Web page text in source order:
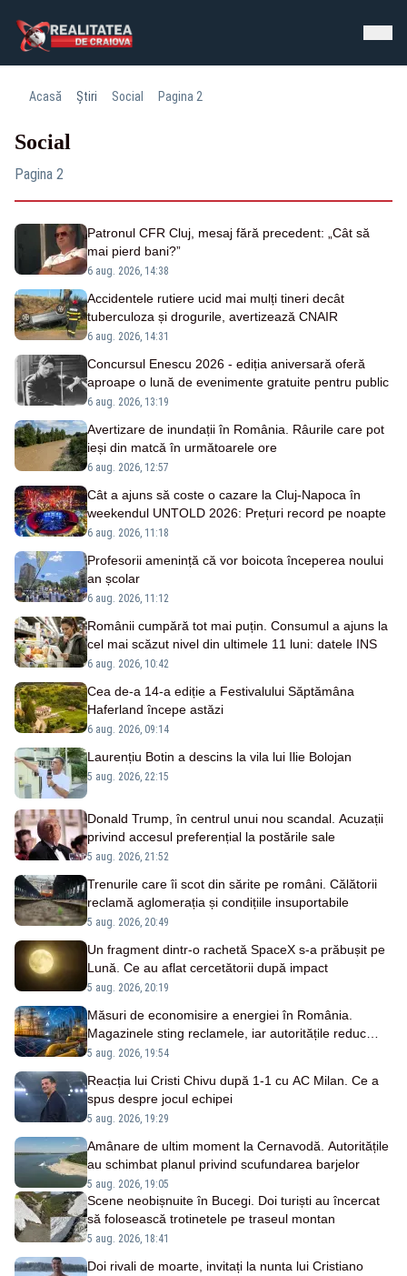
Acasă Știri Social Pagina 2
Social
Pagina 2
Patronul CFR Cluj, mesaj fără precedent: „Cât să
mai pierd bani?”
6 aug. 2026, 14:38
Accidentele rutiere ucid mai mulți tineri decât
tuberculoza și drogurile, avertizează CNAIR
6 aug. 2026, 14:31
Concursul Enescu 2026 - ediția aniversară oferă
aproape o lună de evenimente gratuite pentru public
6 aug. 2026, 13:19
Avertizare de inundații în România. Râurile care pot
ieși din matcă în următoarele ore
6 aug. 2026, 12:57
Cât a ajuns să coste o cazare la Cluj-Napoca în
weekendul UNTOLD 2026: Prețuri record pe noapte
6 aug. 2026, 11:18
Profesorii amenință că vor boicota începerea noului
an școlar
6 aug. 2026, 11:12
Românii cumpără tot mai puțin. Consumul a ajuns la
cel mai scăzut nivel din ultimele 11 luni: datele INS
6 aug. 2026, 10:42
Cea de-a 14-a ediție a Festivalului Săptămâna
Haferland începe astăzi
6 aug. 2026, 09:14
Laurențiu Botin a descins la vila lui Ilie Bolojan
5 aug. 2026, 22:15
Donald Trump, în centrul unui nou scandal. Acuzații
privind accesul preferențial la postările sale
5 aug. 2026, 21:52
Trenurile care îi scot din sărite pe români. Călătorii
reclamă aglomerația și condițiile insuportabile
5 aug. 2026, 20:49
Un fragment dintr-o rachetă SpaceX s-a prăbușit pe
Lună. Ce au aflat cercetătorii după impact
5 aug. 2026, 20:19
Măsuri de economisire a energiei în România.
Magazinele sting reclamele, iar autoritățile reduc
consumul
5 aug. 2026, 19:54
Reacția lui Cristi Chivu după 1-1 cu AC Milan. Ce a
spus despre jocul echipei
5 aug. 2026, 19:29
Amânare de ultim moment la Cernavodă. Autoritățile
au schimbat planul privind scufundarea barjelor
5 aug. 2026, 19:05
Scene neobișnuite în Bucegi. Doi turiști au încercat
să folosească trotinetele pe traseul montan
5 aug. 2026, 18:41
Doi rivali de moarte, invitați la nunta lui Cristiano